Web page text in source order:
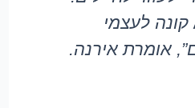
קונה לעצמי
אומרת אירנה.